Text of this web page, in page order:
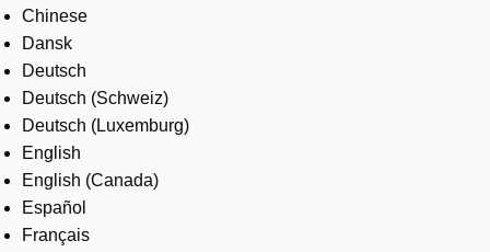
Industries
Services
About us
Where to buy
Contact us
Careers
Chinese
Dansk
Deutsch
Deutsch (Schweiz)
Deutsch (Luxemburg)
English
English (Canada)
Español
Français